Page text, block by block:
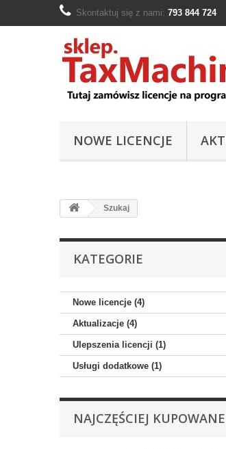
Skontaktuj się z nami: 793 844 724
NOWE LICENCJE
Szukaj
KATEGORIE
Nowe licencje (4)
Aktualizacje (4)
Ulepszenia licencji (1)
Usługi dodatkowe (1)
NAJCZĘŚCIEJ KUPOWANE